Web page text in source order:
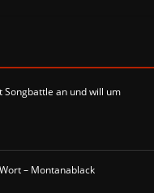
Songbattle an und will um
– Montanablack